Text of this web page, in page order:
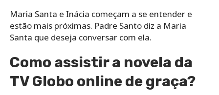
Maria Santa e Inácia começam a se entender e
estão mais próximas. Padre Santo diz a Maria
Santa que deseja conversar com ela.
Como assistir a novela da
TV Globo online de graça?